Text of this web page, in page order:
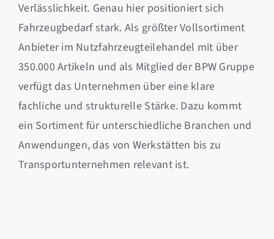
Verlässlichkeit. Genau hier positioniert sich
Fahrzeugbedarf stark. Als größter Vollsortiment
Anbieter im Nutzfahrzeugteilehandel mit über
350.000 Artikeln und als Mitglied der BPW Gruppe
verfügt das Unternehmen über eine klare
fachliche und strukturelle Stärke. Dazu kommt
ein Sortiment für unterschiedliche Branchen und
Anwendungen, das von Werkstätten bis zu
Transportunternehmen relevant ist.